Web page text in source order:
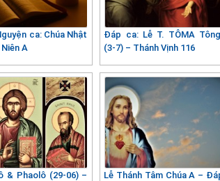
ca: Chúa Nhật
A
Đáp ca: Lễ T. TÔMA
(3-7) – Thánh Vịnh 116
& Phaolô (29-06) –
Lễ Thánh Tâm Chúa A –